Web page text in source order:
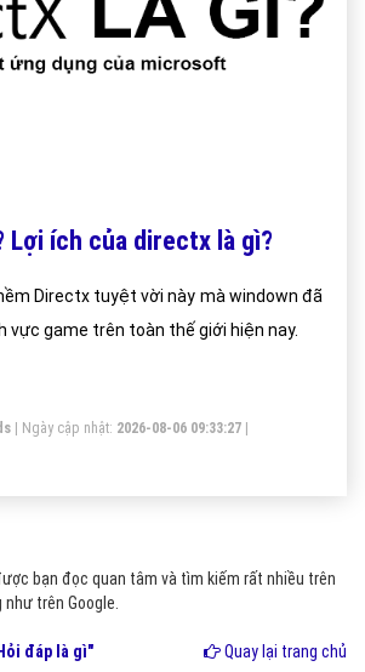
Lợi ích của directx là gì?
Directx tuyệt vời này mà windown đã
vực game trên toàn thế giới hiện nay.
| Ngày cập nhật: 2026-08-06 09:33:27
bạn đọc quan tâm và tìm kiếm rất nhiều trên
trên Google.
đáp là gì" Quay lại trang chủ